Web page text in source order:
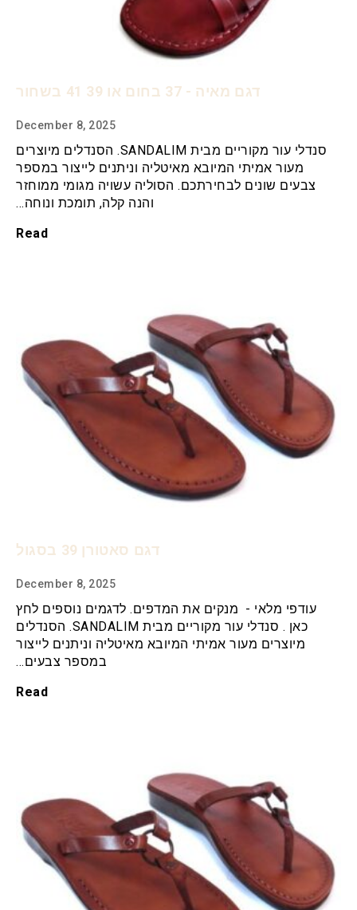
דגם מאיה - 37 בחום או 39 41 בשחור
December 8, 2025
סנדלי עור מקוריים מבית SANDALIM. הסנדלים מיוצרים
מעור אמיתי המיובא מאיטליה וניתנים לייצור במספר
צבעים שונים לבחירתכם. הסוליה עשויה מגומי ממוחזר
והנה קלה, תומכת ונוחה…
Read
דגם סאטורן 39 בסגול
December 8, 2025
עודפי מלאי - מנקים את המדפים. לדגמים נוספים לחץ
כאן . סנדלי עור מקוריים מבית SANDALIM. הסנדלים
מיוצרים מעור אמיתי המיובא מאיטליה וניתנים לייצור
במספר צבעים…
Read